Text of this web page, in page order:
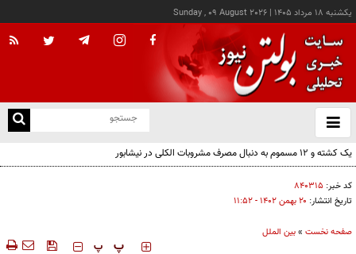
يکشنبه ۱۸ مرداد ۱۴۰۵ |
Sunday , 09 August 2026
باز
و
کد خبر: ۸۴۰۳۱۵
تاریخ انتشار: ۲۰ بهمن ۱۴۰۲ - ۱۱:۵۲
صفحه نخست »بین الملل
‍‍‍ پ پ